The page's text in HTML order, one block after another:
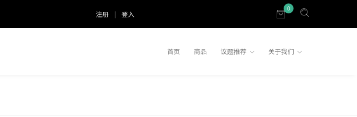
注册 | 登入
0
首页 商品 议题推荐 关于我们